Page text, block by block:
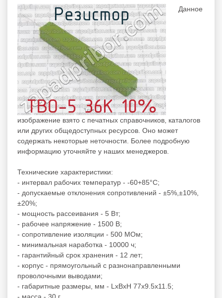
Данное
изображение взято с печатных справочников, каталогов
или других общедоступных ресурсов. Оно может
содержать некоторые неточности. Более подробную
информацию уточняйте у наших менеджеров.
Технические характеристики:
- интервал рабочих температур - -60+85°C;
- допускаемые отклонения сопротивлений - ±5%,±10%,
±20%;
- мощность рассеивания - 5 Вт;
- рабочее напряжение - 1500 В;
- сопротивление изоляции - 500 МОм;
- минимальная наработка - 10000 ч;
- гарантийный срок хранения - 12 лет;
- корпус - прямоугольный с разнонаправленными
проволочными выводами;
- габаритные размеры, мм - LxBxH 77x9.5x11.5;
- масса - 30 г.